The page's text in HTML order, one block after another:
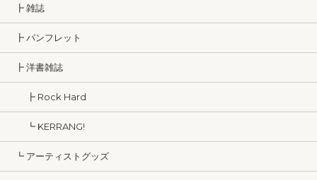
┣ 雑誌
┣ パンフレット
┣ 洋書雑誌
┣ Rock Hard
┗ KERRANG!
┗ アーティストグッズ